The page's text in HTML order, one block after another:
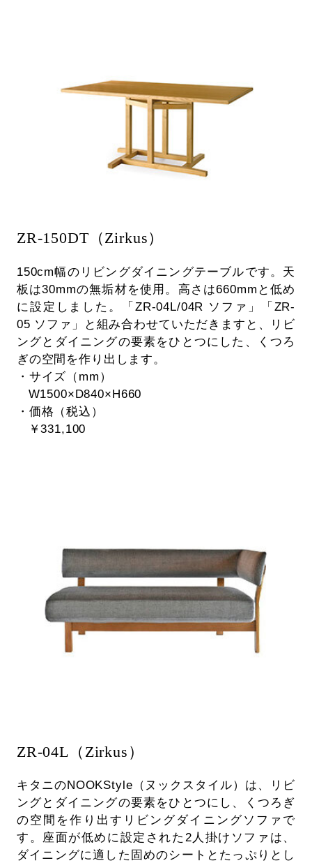
ZR-150DT（Zirkus）
150cm幅のリビングダイニングテーブルです。天
板は30mmの無垢材を使用。高さは660mmと低め
に設定しました。「ZR-04L/04R ソファ」「ZR-
05 ソファ」と組み合わせていただきますと、リビ
ングとダイニングの要素をひとつにした、くつろ
ぎの空間を作り出します。
・サイズ（mm）
W1500×D840×H660
・価格（税込）
￥331,100
ZR-04L（Zirkus）
キタニのNOOKStyle（ヌックスタイル）は、リビ
ングとダイニングの要素をひとつにし、くつろぎ
の空間を作り出すリビングダイニングソファで
す。座面が低めに設定された2人掛けソファは、
ダイニングに適した固めのシートとたっぷりとし